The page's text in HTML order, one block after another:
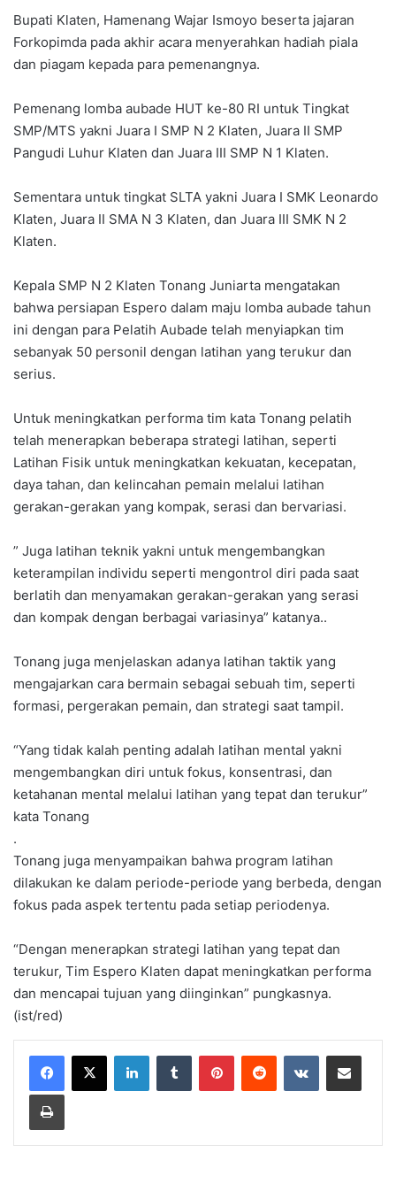
Bupati Klaten, Hamenang Wajar Ismoyo beserta jajaran
Forkopimda pada akhir acara menyerahkan hadiah piala
dan piagam kepada para pemenangnya.
Pemenang lomba aubade HUT ke-80 RI untuk Tingkat
SMP/MTS yakni Juara I SMP N 2 Klaten, Juara II SMP
Pangudi Luhur Klaten dan Juara III SMP N 1 Klaten.
Sementara untuk tingkat SLTA yakni Juara I SMK Leonardo
Klaten, Juara II SMA N 3 Klaten, dan Juara III SMK N 2
Klaten.
Kepala SMP N 2 Klaten Tonang Juniarta mengatakan
bahwa persiapan Espero dalam maju lomba aubade tahun
ini dengan para Pelatih Aubade telah menyiapkan tim
sebanyak 50 personil dengan latihan yang terukur dan
serius.
Untuk meningkatkan performa tim kata Tonang pelatih
telah menerapkan beberapa strategi latihan, seperti
Latihan Fisik untuk meningkatkan kekuatan, kecepatan,
daya tahan, dan kelincahan pemain melalui latihan
gerakan-gerakan yang kompak, serasi dan bervariasi.
” Juga latihan teknik yakni untuk mengembangkan
keterampilan individu seperti mengontrol diri pada saat
berlatih dan menyamakan gerakan-gerakan yang serasi
dan kompak dengan berbagai variasinya” katanya..
Tonang juga menjelaskan adanya latihan taktik yang
mengajarkan cara bermain sebagai sebuah tim, seperti
formasi, pergerakan pemain, dan strategi saat tampil.
“Yang tidak kalah penting adalah latihan mental yakni
mengembangkan diri untuk fokus, konsentrasi, dan
ketahanan mental melalui latihan yang tepat dan terukur”
kata Tonang
.
Tonang juga menyampaikan bahwa program latihan
dilakukan ke dalam periode-periode yang berbeda, dengan
fokus pada aspek tertentu pada setiap periodenya.
“Dengan menerapkan strategi latihan yang tepat dan
terukur, Tim Espero Klaten dapat meningkatkan performa
dan mencapai tujuan yang diinginkan” pungkasnya.
(ist/red)